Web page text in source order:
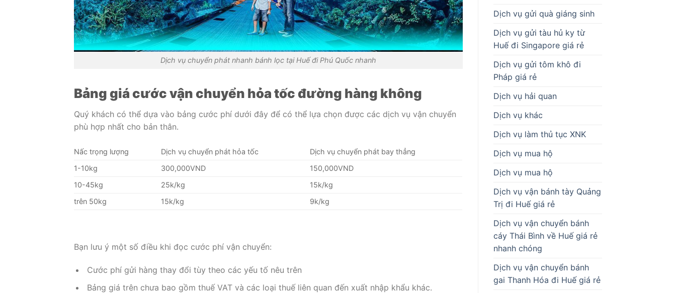
Dịch vụ chuyển phát nhanh bánh lọc tại Huế đi Phú Quốc nhanh
Bảng giá cước vận chuyển hỏa tốc đường hàng không
Quý khách có thể dựa vào bảng cước phí dưới đây để có thể lựa chọn được các dịch vụ vận chuyển
phù hợp nhất cho bản thân.
Nấc trọng lượng Dịch vụ chuyển phát hỏa tốc
Dịch vụ chuyển phát bay thẳng
1-10kg
300,000VND
150,000VND
10-45kg
25k/kg
15k/kg
trên 50kg
15k/kg 9k/kg
Bạn lưu ý một số điều khi đọc cước phí vận chuyển:
Cước phí gửi hàng thay đổi tùy theo các yếu tố nêu trên
Bảng giá trên chưa bao gồm thuế VAT và các loại thuế liên quan đến xuất nhập khẩu khác.
Dịch vụ gửi quà giáng sinh
Dịch vụ gửi tàu hủ ky từ
Huế đi Singapore giá rẻ
Dịch vụ gửi tôm khô đi
Pháp giá rẻ
Dịch vụ hải quan
Dịch vụ khác
Dịch vụ làm thủ tục XNK
Dịch vụ mua hộ
Dịch vụ mua hộ
Dịch vụ vận bánh tày Quảng
Trị đi Huế giá rẻ
Dịch vụ vận chuyển bánh
cáy Thái Bình về Huế giá rẻ
nhanh chóng
Dịch vụ vận chuyển bánh
gai Thanh Hóa đi Huế giá rẻ